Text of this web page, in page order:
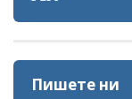
Пишете ни